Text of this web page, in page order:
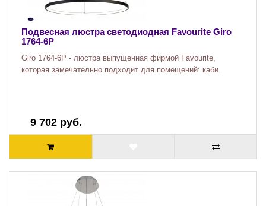
Подвесная люстра светодиодная Favourite Giro
1764-6P
Giro 1764-6P - люстра выпущенная фирмой Favourite,
которая замечательно подходит для помещений: каби..
9 702 руб.